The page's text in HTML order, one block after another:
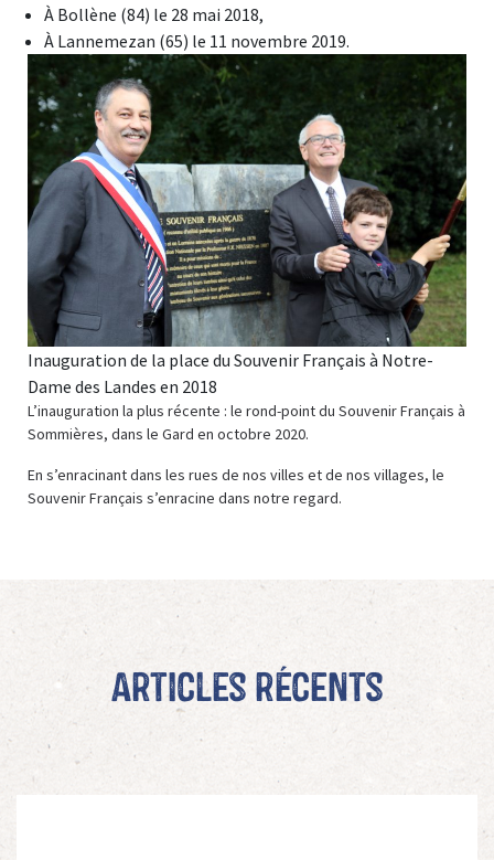
À Bollène (84) le 28 mai 2018,
À Lannemezan (65) le 11 novembre 2019.
Inauguration de la place du Souvenir Français à Notre-
Dame des Landes en 2018
L’inauguration la plus récente : le rond-point du Souvenir Français à
Sommières, dans le Gard en octobre 2020.
En s’enracinant dans les rues de nos villes et de nos villages, le
Souvenir Français s’enracine dans notre regard.
Articles récents